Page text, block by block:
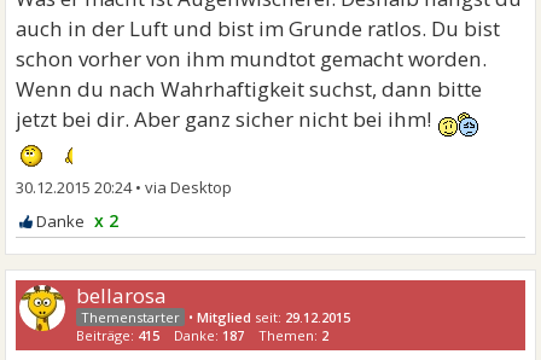
auch in der Luft und bist im Grunde ratlos. Du bist
schon vorher von ihm mundtot gemacht worden.
Wenn du nach Wahrhaftigkeit suchst, dann bitte
jetzt bei dir. Aber ganz sicher nicht bei ihm!
30.12.2015 20:24•
x 2
bellarosa
•Mitglied seit: 29.12.2015
Beiträge: 415 Danke: 187 Themen: 2